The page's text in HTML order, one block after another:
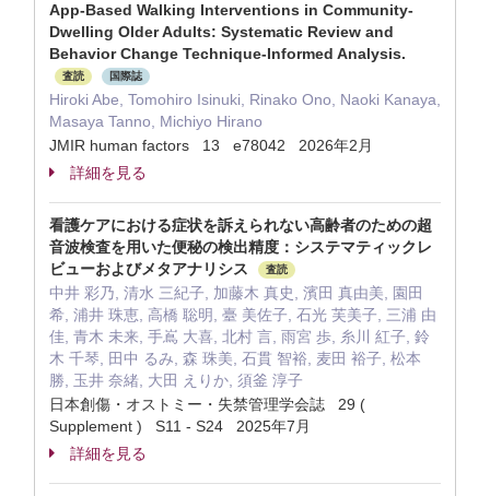
App-Based Walking Interventions in Community-
Dwelling Older Adults: Systematic Review and
Behavior Change Technique-Informed Analysis.
査読 国際誌
Hiroki Abe, Tomohiro Isinuki, Rinako Ono, Naoki Kanaya,
Masaya Tanno, Michiyo Hirano
JMIR human factors 13 e78042 2026年2月
詳細を見る
看護ケアにおける症状を訴えられない高齢者のための超
音波検査を用いた便秘の検出精度：システマティックレ
ビューおよびメタアナリシス
査読
中井 彩乃, 清水 三紀子, 加藤木 真史, 濱田 真由美, 園田
希, 浦井 珠恵, 高橋 聡明, 臺 美佐子, 石光 芙美子, 三浦 由
佳, 青木 未来, 手嶌 大喜, 北村 言, 雨宮 歩, 糸川 紅子, 鈴
木 千琴, 田中 るみ, 森 珠美, 石貫 智裕, 麦田 裕子, 松本
勝, 玉井 奈緒, 大田 えりか, 須釜 淳子
日本創傷・オストミー・失禁管理学会誌 29 (
Supplement ) S11 - S24 2025年7月
詳細を見る